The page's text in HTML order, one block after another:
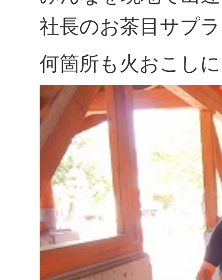
社長のお茶目サプ
何箇所も火おこし